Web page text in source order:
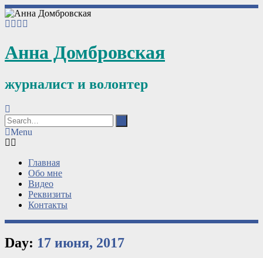
Анна Домбровская
журналист и волонтер
Menu
Главная
Обо мне
Видео
Реквизиты
Контакты
Day: 17 июня, 2017